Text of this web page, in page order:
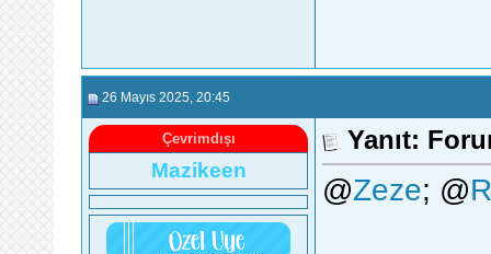
26 Mayıs 2025 , 20:45
Çevrimdışı
Mazikeen
Yanıt:
@Zeze; @